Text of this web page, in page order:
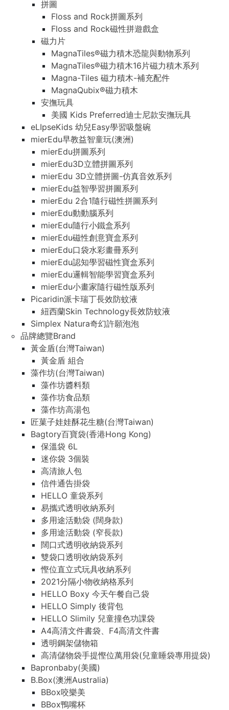
拼圖
Floss and Rock拼圖系列
Floss and Rock磁性拼遊戲盒
磁力片
MagnaTiles®磁力積木恐龍與動物系列
MagnaTiles®磁力積木16片磁力積木系列
Magna-Tiles 磁力積木-補充配件
MagnaQubix®磁力積木
安撫玩具
美國 Kids Preferred迪士尼款安撫玩具
eLIpseKids 幼兒Easy學習吸盤碗
mierEdu早教益智童玩(澳洲)
mierEdu拼圖系列
mierEdu3D立體拼圖系列
mierEdu 3D立體拼圖-仿真音效系列
mierEdu益智學習拼圖系列
mierEdu 2合1隨行磁性拼圖系列
mierEdu動動腦系列
mierEdu隨行小鐵盒系列
mierEdu磁性創意寶盒系列
mierEdu口袋水彩畫冊系列
mierEdu認知學習磁性寶盒系列
mierEdu邏輯智能學習寶盒系列
mierEdu小畫家隨行磁性版系列
Picaridin派卡瑞丁長效防蚊液
紐西蘭Skin Technology長效防蚊液
Simplex Natura奇幻許願泡泡
品牌總覽Brand
黃金盾(台灣Taiwan)
黃金盾 組合
藻作坊(台灣Taiwan)
藻作坊醬料類
藻作坊食品類
藻作坊高湯包
匠菓子娃娃酥花生糖(台灣Taiwan)
Bagtory百寶袋(香港Hong Kong)
保溫袋 6L
迷你袋 3個裝
高清旅人包
信件通告掛袋
HELLO 童袋系列
易攜式透明收納系列
多用途活動袋 (闊身款)
多用途活動袋 (窄長款)
闊口式透明收納袋系列
雙袋口透明收納袋系列
慳位直立式玩具收納系列
2021分隔小物收納格系列
HELLO Boxy 今天午餐自己袋
HELLO Simply 後背包
HELLO Slimily 兒童撞色功課袋
A4高清文件書袋、F4高清文件書
透明鋼架儲物箱
高清儲物袋手提慳位萬用袋(兒童睡袋專用提袋)
Bapronbaby(美國)
B.Box(澳洲Australia)
BBox咬樂美
BBox鴨嘴杯